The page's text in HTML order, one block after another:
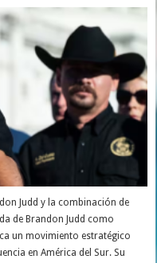
Judd y la combinación de
de Brandon Judd como
un movimiento estratégico
en América del Sur. Su